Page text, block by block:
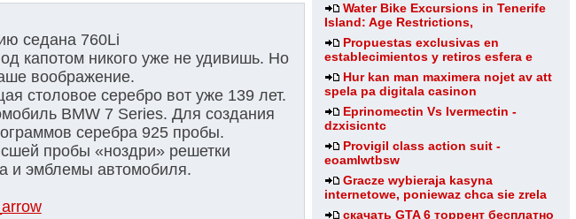
Water Bike Excursions in Tenerife
Island: Age Restrictions,
Propuestas exclusivas en
establecimientos y retiros esfera e
Hur kan man maximera nojet av att
spela pa digitala casinon
Eprinomectin Vs Ivermectin -
dzxisicntc
Provigil class action suit -
eoamlwtbsw
Gracze wybieraja kasyna
internetowe, poniewaz chca sie zrela
скачать GTA 6 торрент бесплатно
седана 760Li
капотом никого уже не удивишь. Но
воображение.
столовое серебро вот уже 139 лет.
BMW 7 Series. Для создания
серебра 925 пробы.
пробы «ноздри» решетки
и эмблемы автомобиля.